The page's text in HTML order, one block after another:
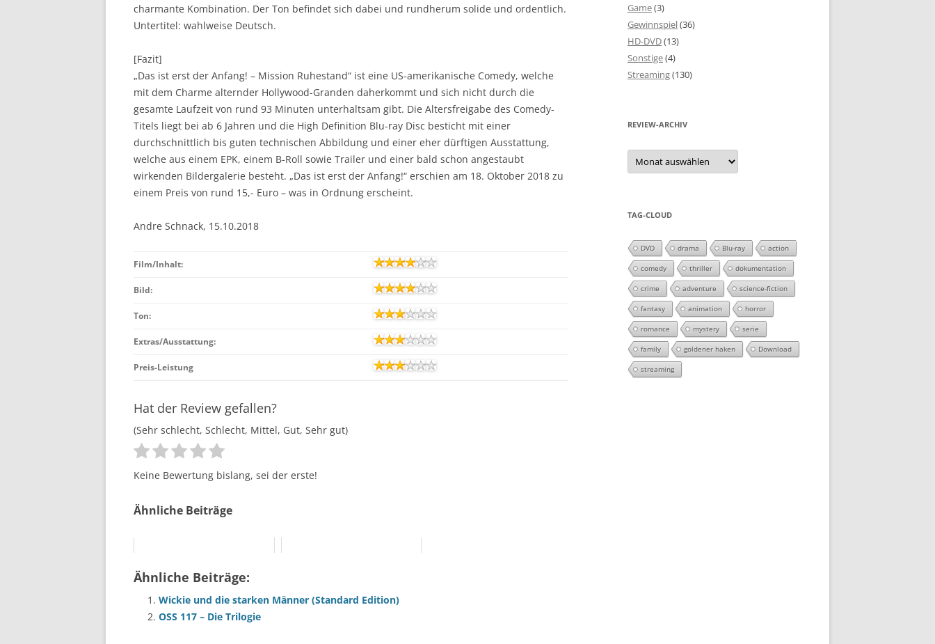
charmante Kombination. Der Ton befindet sich dabei und rundherum solide und ordentlich.
Untertitel: wahlweise Deutsch.
[Fazit]
„Das ist erst der Anfang! – Mission Ruhestand“ ist eine US-amerikanische Comedy, welche
mit dem Charme alternder Hollywood-Granden daherkommt und sich nicht durch die
gesamte Laufzeit von rund 93 Minuten unterhaltsam gibt. Die Altersfreigabe des Comedy-
Titels liegt bei ab 6 Jahren und die High Definition Blu-ray Disc besticht mit einer
durchschnittlich bis guten technischen Abbildung und einer eher dürftigen Ausstattung,
welche aus einem EPK, einem B-Roll sowie Trailer und einer bald schon angestaubt
wirkenden Bildergalerie besteht. „Das ist erst der Anfang!“ erschien am 18. Oktober 2018 zu
einem Preis von rund 15,- Euro – was in Ordnung erscheint.
Andre Schnack, 15.10.2018
Film/Inhalt:
Bild:
Ton:
Extras/Ausstattung:
Preis-Leistung
Hat der Review gefallen?
(Sehr schlecht, Schlecht, Mittel, Gut, Sehr gut)
Keine Bewertung bislang, sei der erste!
Ähnliche Beiträge
Ähnliche Beiträge:
Wickie und die starken Männer (Standard Edition)
OSS 117 – Die Trilogie
Game(3)
Gewinnspiel(36)
HD-DVD(13)
Sonstige(4)
Streaming(130)
REVIEW-ARCHIV
Review-
Archiv
TAG-CLOUD
DVD drama Blu-ray action
comedy thriller dokumentation
crime adventure science-fiction
fantasy animation horror
romance mystery serie
family goldener haken Download
streaming